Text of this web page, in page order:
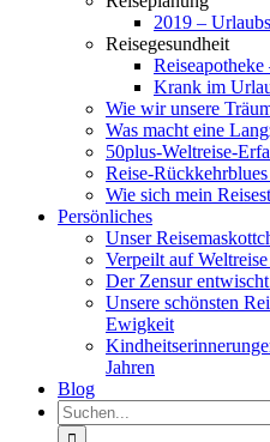
2019 –
Reisegesundheit
Krank im
Wie wir unsere
Was macht eine
50plus-Weltreise-
Reise-
Wie sich mein
Persönliches
Unser
Verpeilt auf
Der Zensur
Unsere schönsten
Ewigkeit
Jahren
Blog
Suche
nach: